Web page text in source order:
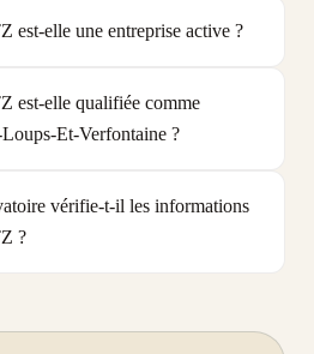
est-elle une entreprise active ?
est-elle qualifiée comme
Et-Verfontaine ?
vérifie-t-il les informations
?